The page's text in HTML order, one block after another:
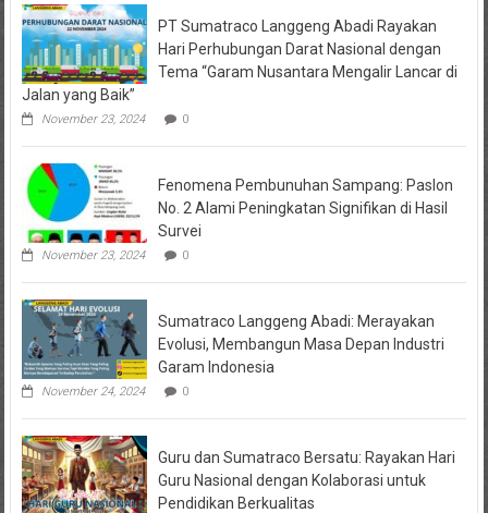
PT Sumatraco Langgeng Abadi Rayakan
Hari Perhubungan Darat Nasional dengan
Tema “Garam Nusantara Mengalir Lancar di
Jalan yang Baik”
November 23, 2024 0
Fenomena Pembunuhan Sampang: Paslon
No. 2 Alami Peningkatan Signifikan di Hasil
Survei
November 23, 2024 0
Sumatraco Langgeng Abadi: Merayakan
Evolusi, Membangun Masa Depan Industri
Garam Indonesia
November 24, 2024 0
Guru dan Sumatraco Bersatu: Rayakan Hari
Guru Nasional dengan Kolaborasi untuk
Pendidikan Berkualitas